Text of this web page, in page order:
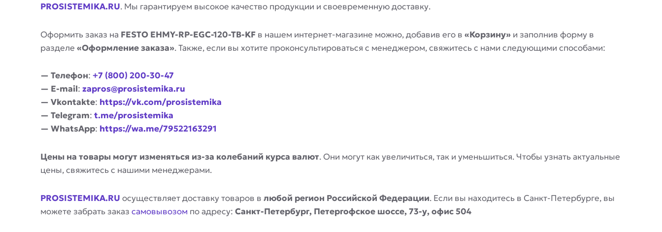
PROSISTEMIKA.RU. Мы гарантируем высокое качество продукции и своевременную доставку.
Оформить заказ на FESTO EHMY-RP-EGC-120-TB-KF в нашем интернет-магазине можно, добавив его в «Корзину» и заполнив форму в
разделе «Оформление заказа». Также, если вы хотите проконсультироваться с менеджером, свяжитесь с нами следующими способами:
— Телефон: +7 (800) 200-30-47
— E-mail: zapros@prosistemika.ru
— Vkontakte: https://vk.com/prosistemika
— Telegram: t.me/prosistemika
— WhatsApp: https://wa.me/79522163291
Цены на товары могут изменяться из-за колебаний курса валют. Они могут как увеличиться, так и уменьшиться. Чтобы узнать актуальные
цены, свяжитесь с нашими менеджерами.
PROSISTEMIKA.RU осуществляет доставку товаров в любой регион Российской Федерации. Если вы находитесь в Санкт-Петербурге, вы
можете забрать заказ самовывозом по адресу: Санкт-Петербург, Петергофское шоссе, 73-у, офис 504